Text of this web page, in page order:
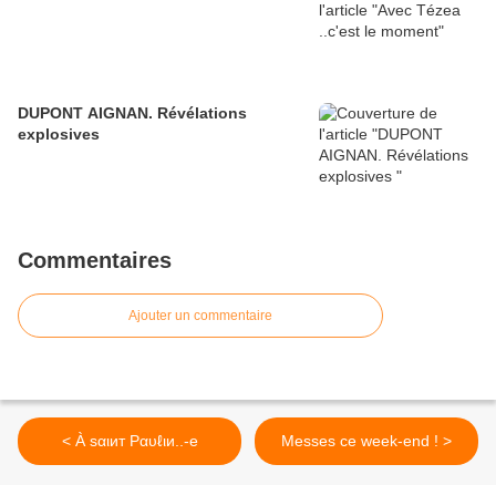
DUPONT AIGNAN. Révélations
explosives
Commentaires
Ajouter un commentaire
< À ѕαιит Рαυℓιи..-e Messes ce week-end ! >